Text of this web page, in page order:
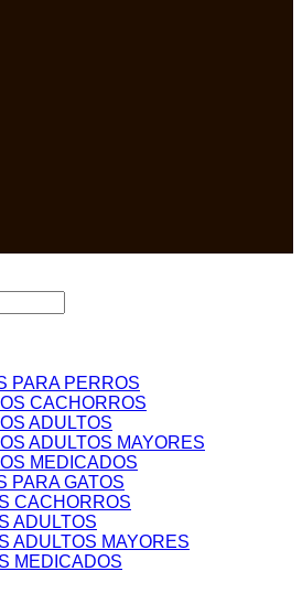
PARA PERROS
CACHORROS
ADULTOS
ADULTOS MAYORES
MEDICADOS
PARA GATOS
CACHORROS
ADULTOS
ADULTOS MAYORES
MEDICADOS